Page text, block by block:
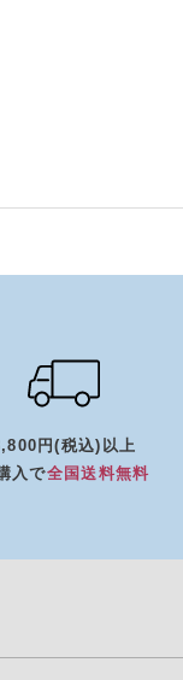
円(税込)以上
入で全国送料無料